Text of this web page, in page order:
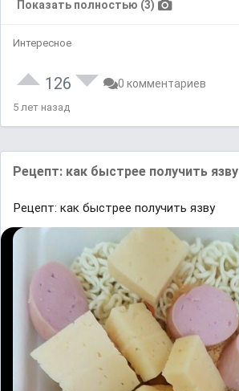
Показать полностью (3)
Интересное
126 0 комментариев
5 лет назад
Рецепт: как быстрее получить язву
Рецепт: как быстрее получить язву